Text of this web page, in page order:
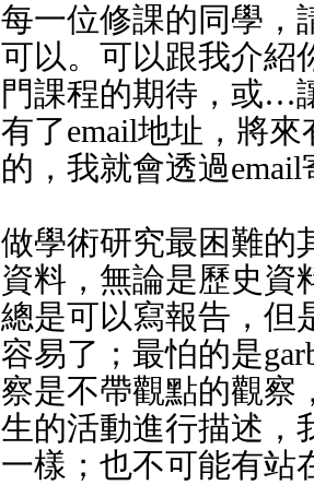
每一位修課的同學，
可以。可以跟我介紹
門課程的期待，或…
有了email地址，將
的，我就會透過
做學術研究最困難的
資料，無論是歷史資
總是可以寫報告，但
容易了；最怕的是
察是不帶觀點的觀察
生的活動進行描述，
一樣；也不可能有站